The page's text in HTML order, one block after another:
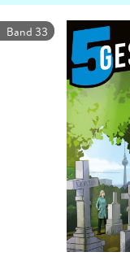
erfahren
Band 33